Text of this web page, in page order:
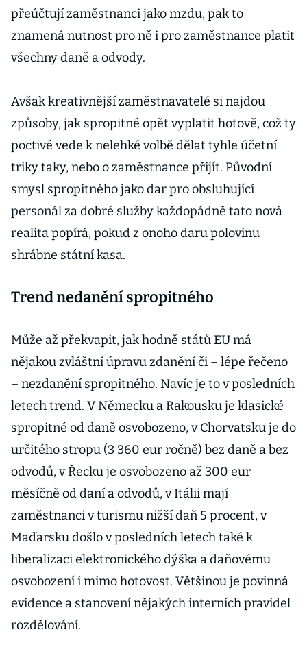
přeúčtují zaměstnanci jako mzdu, pak to
znamená nutnost pro ně i pro zaměstnance platit
všechny daně a odvody.
Avšak kreativnější zaměstnavatelé si najdou
způsoby, jak spropitné opět vyplatit hotově, což ty
poctivé vede k nelehké volbě dělat tyhle účetní
triky taky, nebo o zaměstnance přijít. Původní
smysl spropitného jako dar pro obsluhující
personál za dobré služby každopádně tato nová
realita popírá, pokud z onoho daru polovinu
shrábne státní kasa.
Trend nedanění spropitného
Může až překvapit, jak hodně států EU má
nějakou zvláštní úpravu zdanění či – lépe řečeno
– nezdanění spropitného. Navíc je to v posledních
letech trend. V Německu a Rakousku je klasické
spropitné od daně osvobozeno, v Chorvatsku je do
určitého stropu (3 360 eur ročně) bez daně a bez
odvodů, v Řecku je osvobozeno až 300 eur
měsíčně od daní a odvodů, v Itálii mají
zaměstnanci v turismu nižší daň 5 procent, v
Maďarsku došlo v posledních letech také k
liberalizaci elektronického dýška a daňovému
osvobození i mimo hotovost. Většinou je povinná
evidence a stanovení nějakých interních pravidel
rozdělování.